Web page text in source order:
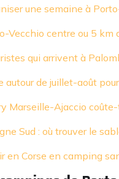
une semaine à
Vecchio centre ou 5 km
qui arrivent à
autour de juillet-août
Marseille-Ajaccio
Sud : où trouver le
en Corse en camping